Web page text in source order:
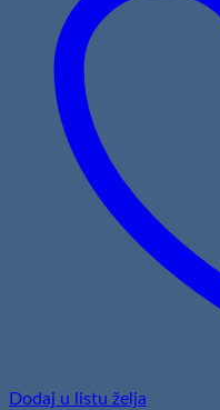
Dodaj u listu želja